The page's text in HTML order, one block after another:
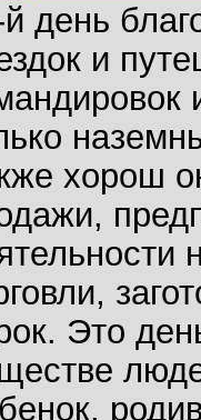
день
и
хорош
Это